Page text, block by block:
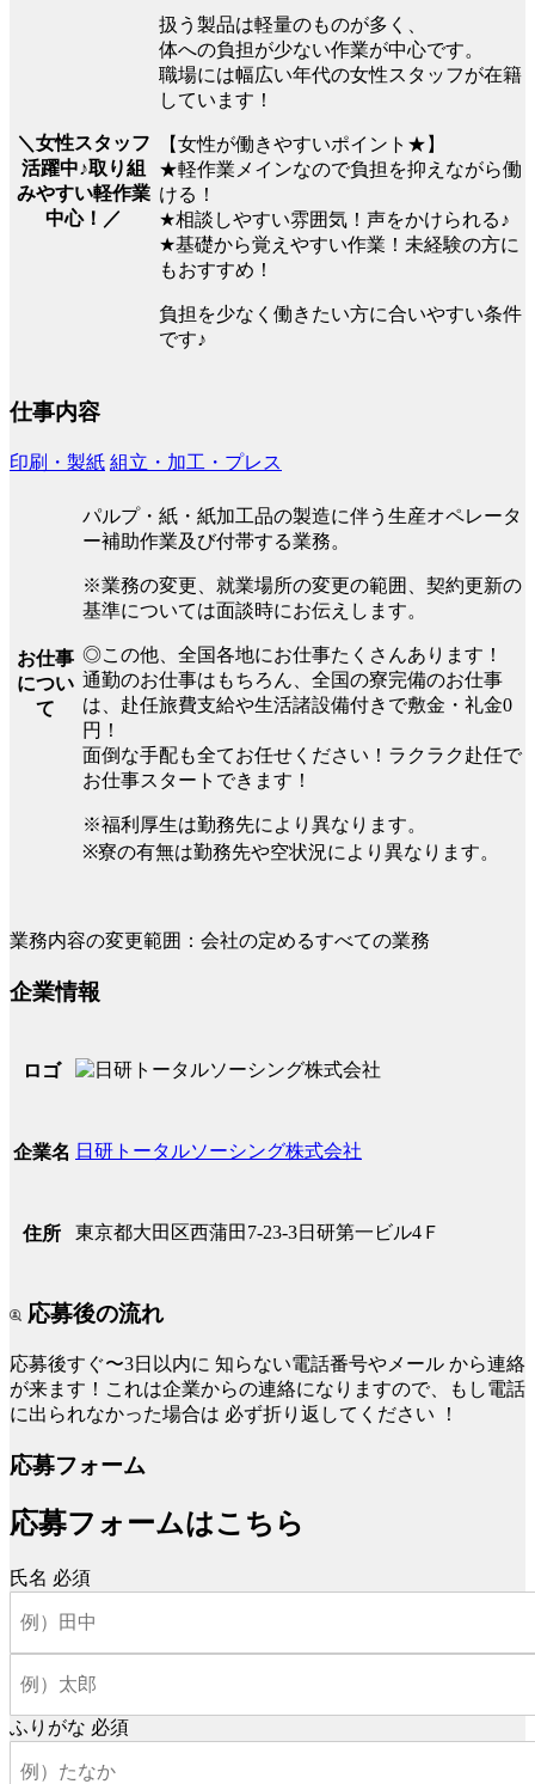
＼女性スタッフ
活躍中♪取り組
みやすい軽作業
中心！／
扱う製品は軽量のものが多く、
体への負担が少ない作業が中心です。
職場には幅広い年代の女性スタッフが在籍
しています！
【女性が働きやすいポイント★】
★軽作業メインなので負担を抑えながら働
ける！
★相談しやすい雰囲気！声をかけられる♪
★基礎から覚えやすい作業！未経験の方に
もおすすめ！
負担を少なく働きたい方に合いやすい条件
です♪
仕事内容
印刷・製紙 組立・加工・プレス
お仕事
につい
て
パルプ・紙・紙加工品の製造に伴う生産オペレータ
ー補助作業及び付帯する業務。
※業務の変更、就業場所の変更の範囲、契約更新の
基準については面談時にお伝えします。
◎この他、全国各地にお仕事たくさんあります！
通勤のお仕事はもちろん、全国の寮完備のお仕事
は、赴任旅費支給や生活諸設備付きで敷金・礼金0
円！
面倒な手配も全てお任せください！ラクラク赴任で
お仕事スタートできます！
※福利厚生は勤務先により異なります。
※寮の有無は勤務先や空状況により異なります。
業務内容の変更範囲：会社の定めるすべての業務
企業情報
ロゴ
企業名 日研トータルソーシング株式会社
住所 東京都大田区西蒲田7-23-3日研第一ビル4Ｆ
応募後の流れ
応募後すぐ〜3日以内に 知らない電話番号やメール から連絡
が来ます！これは企業からの連絡になりますので、もし電話
に出られなかった場合は 必ず折り返してください ！
応募フォーム
応募フォームはこちら
氏名 必須
ふりがな 必須